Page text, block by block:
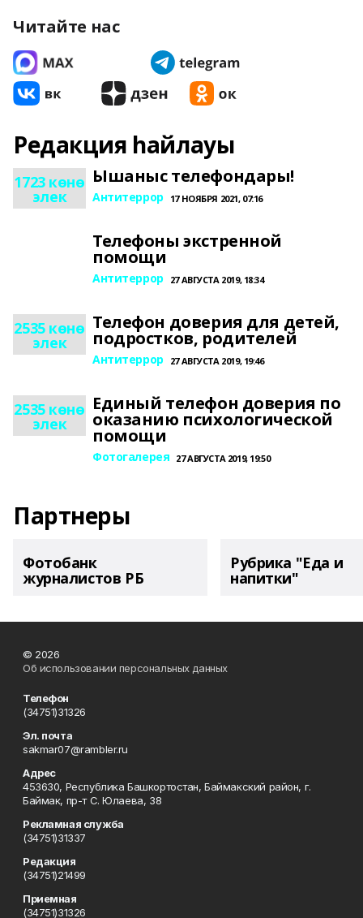
Читайте нас
Редакция һайлауы
1723 көнө
элек
Ышаныс телефондары!
Антитеррор 17 НОЯБРЯ 2021, 07:16
Телефоны экстренной
помощи
Антитеррор 27 АВГУСТА 2019, 18:34
2535 көнө
элек
Телефон доверия для детей,
подростков, родителей
Антитеррор 27 АВГУСТА 2019, 19:46
2535 көнө
элек
Единый телефон доверия по
оказанию психологической
помощи
Фотогалерея 27 АВГУСТА 2019, 19:50
Партнеры
Фотобанк
журналистов РБ
Рубрика "Еда и
напитки"
© 2026
Об использовании персональных данных
Телефон
(34751)31326
Эл. почта
sakmar07@rambler.ru
Адрес
453630, Республика Башкортостан, Баймакский район, г.
Баймак, пр-т С. Юлаева, 38
Рекламная служба
(34751)31337
Редакция
(34751)21499
Приемная
(34751)31326